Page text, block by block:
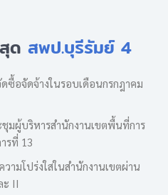
ด สพป.บุรีรัมย์ 4
ซื้อจัดจ้างในรอบเดือนกรกฎาคม
มผู้บริหารสำนักงานเขตพื้นที่การ
รที่ 13
ามโปร่งใสในสำนักงานเขตผ่าน
ะ II